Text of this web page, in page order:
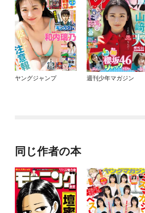
ヤングジャンプ 週刊少年マガジン
同じ作者の本